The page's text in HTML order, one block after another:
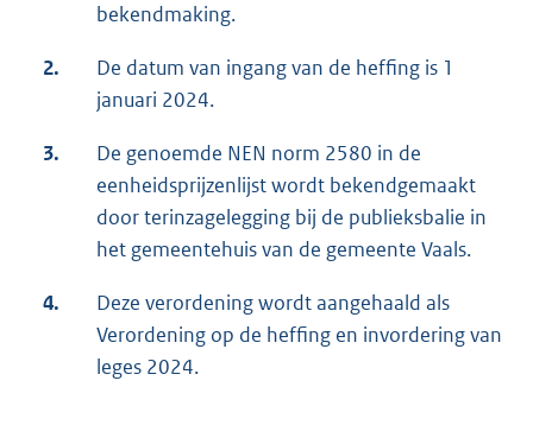
bekendmaking.
2.
De datum van ingang van de heffing is 1
januari 2024.
3.
De genoemde NEN norm 2580 in de
eenheidsprijzenlijst wordt bekendgemaakt
door terinzagelegging bij de publieksbalie in
het gemeentehuis van de gemeente Vaals.
4.
Deze verordening wordt aangehaald als
Verordening op de heffing en invordering van
leges 2024.